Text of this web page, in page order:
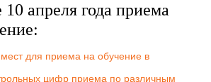
10 апреля года приема
мест для приема на обучение в
цифр приема по различным